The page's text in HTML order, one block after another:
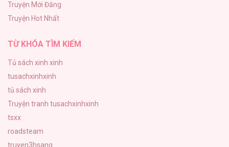
Mùa Xuân Hoa Nở
103
Truyện Mới Đăng
Truyện Hot Nhất
TỪ KHÓA TÌM KIẾM
Tủ sách xinh xinh
tusachxinhxinh
tủ sách xinh
Truyện tranh tusachxinhxinh
tsxx
roadsteam
truyen3hsang